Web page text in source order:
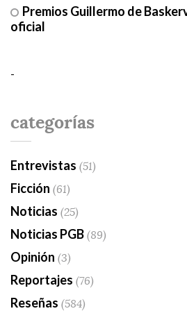
Premios Guillermo de
oficial
-
categorías
Entrevistas (51)
Ficción (61)
Noticias (25)
Noticias PGB(89)
Opinión (3)
Reportajes (76)
Reseñas (584)